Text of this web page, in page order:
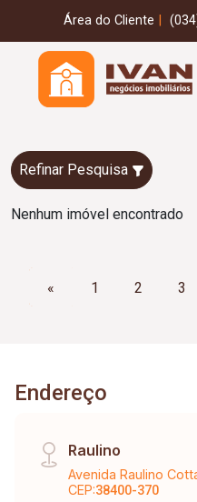
Área do Cliente
Refinar Pesquisa
Nenhum imóvel encontrado
« 1 2 3
Endereço
Raulino
Avenida Raulino
CEP:38400-370